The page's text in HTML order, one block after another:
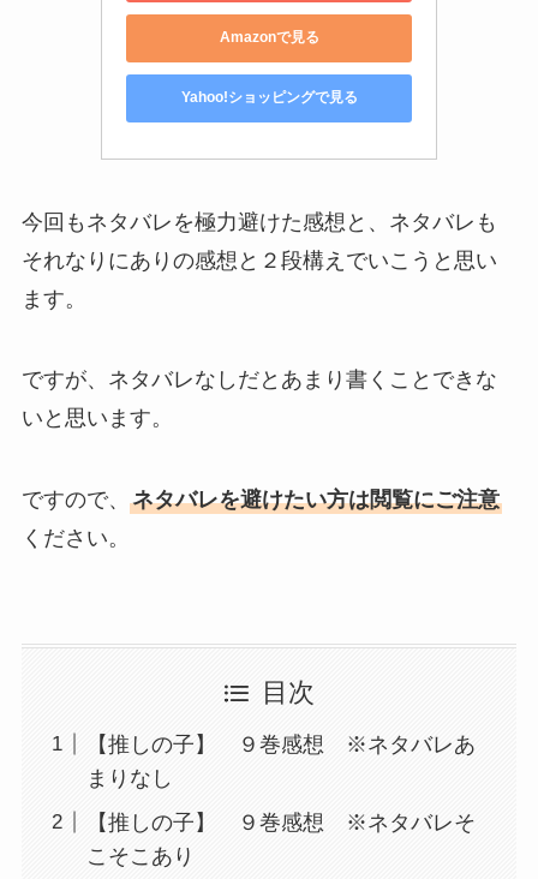
Amazonで見る
Yahoo!ショッピングで見る
今回もネタバレを極力避けた感想と、ネタバレも
それなりにありの感想と２段構えでいこうと思い
ます。
ですが、ネタバレなしだとあまり書くことできな
いと思います。
ですので、 ネタバレを避けたい方は閲覧にご注意
ください。
目次
【推しの子】 ９巻感想 ※ネタバレあ
まりなし
【推しの子】 ９巻感想 ※ネタバレそ
こそこあり